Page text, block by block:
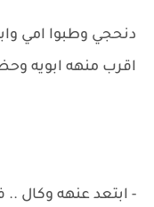
دنحجي وطبوا امي
اقرب منهه ابويه
- ابتعد عنهه وكال ..